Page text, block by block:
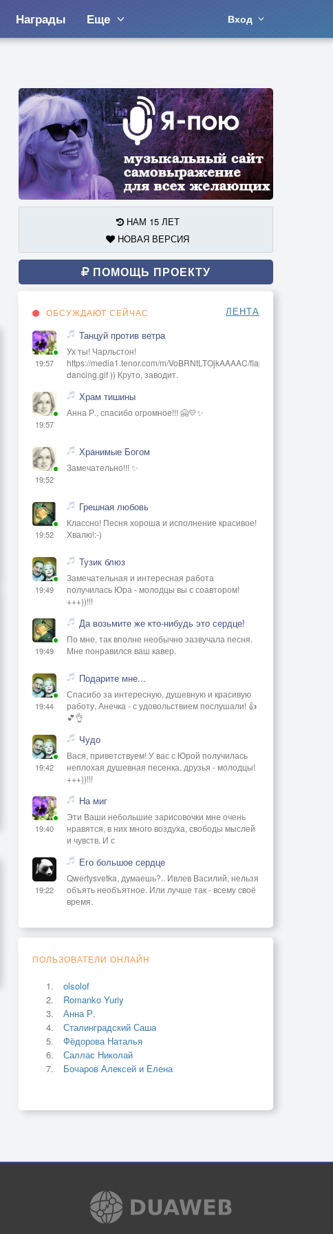
Награды Еще Вход
НАМ 15 ЛЕТ
НОВАЯ ВЕРСИЯ
ПОМОЩЬ ПРОЕКТУ
ОБСУЖДАЮТ СЕЙЧАС ЛЕНТА
19:57
Танцуй против ветра
Ух ты! Чарльстон!
https://media1.tenor.com/m/VoBRNtLTOjkAAAAC/flapper-
dancing.gif )) Круто, заводит.
19:57
Храм тишины
Анна Р., спасибо огромное!!! 🤗💛✨
19:52
Хранимые Богом
Замечательно!!! ✨
19:52
Грешная любовь
Классно! Песня хороша и исполнение красивое!
Хвалю!:-)
19:49
Тузик блюз
Замечательная и интересная работа
получилась Юра - молодцы вы с соавтором!
+++))!!!
19:49
Да возьмите же кто-нибудь это сердце!
По мне, так вполне необычно зазвучала песня.
Мне понравился ваш кавер.
19:44
Подарите мне...
Спасибо за интересную, душевную и красивую
работу, Анечка - с удовольствием послушали! 👍
💕👌
19:42
Чудо
Вася, приветствуем! У вас с Юрой получилась
неплохая душевная песенка, друзья - молодцы!
+++))!!!
19:40
На миг
Эти Ваши небольшие зарисовочки мне очень
нравятся, в них много воздуха, свободы мыслей
и чувств. И с
19:22
Его большое сердце
Qwertysvetka, думаешь?.. Ивлев Василий, нельзя
объять необъятное. Или лучше так - всему своё
время.
ПОЛЬЗОВАТЕЛИ ОНЛАЙН
olsolof
Romanko Yuriy
Анна Р.
Сталинградский Саша
Фёдорова Наталья
Саллас Николай
Бочаров Алексей и Елена